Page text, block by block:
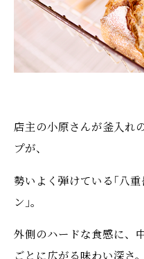
店主の小原さんが釜入れ
プが、
勢いよく弾けている｢八
ン｣。
外側のハードな食感に、
ごとに広がる味わい深さ。